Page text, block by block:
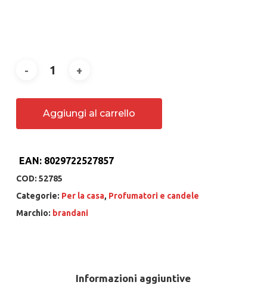
Aggiungi al carrello
EAN: 8029722527857
COD: 52785
Categorie: Per la casa, Profumatori e candele
Marchio: brandani
Informazioni aggiuntive